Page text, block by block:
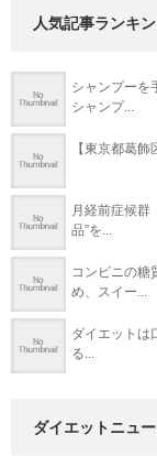
人気記事ランキ
シャンプーを
シャンプ...
【東京都葛
月経前症候群
品”を...
コンビニの糖
め、スイー...
ダイエットは
る...
ダイエットニュ